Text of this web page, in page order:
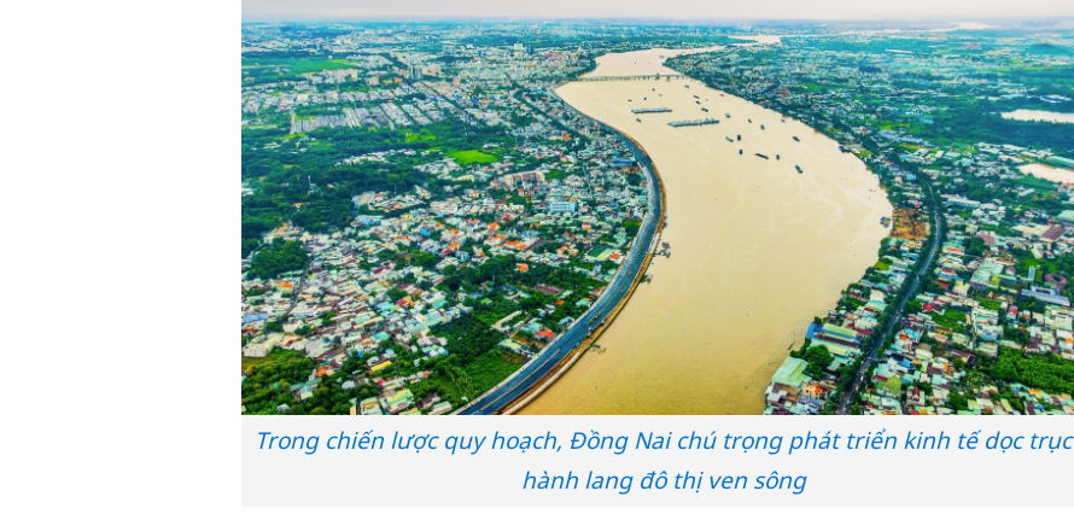
Trong chiến lược quy hoạch, Đồng Nai chú trọng phát triển kinh tế dọc trục
hành lang đô thị ven sông